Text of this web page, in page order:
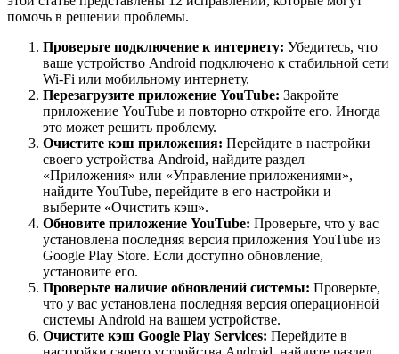
помочь в решении проблемы.
Проверьте подключение к интернету: Убедитесь, что
ваше устройство Android подключено к стабильной сети
Wi-Fi или мобильному интернету.
Перезагрузите приложение YouTube: Закройте
приложение YouTube и повторно откройте его. Иногда
это может решить проблему.
Очистите кэш приложения: Перейдите в настройки
своего устройства Android, найдите раздел
«Приложения» или «Управление приложениями»,
найдите YouTube, перейдите в его настройки и
выберите «Очистить кэш».
Обновите приложение YouTube: Проверьте, что у вас
установлена последняя версия приложения YouTube из
Google Play Store. Если доступно обновление,
установите его.
Проверьте наличие обновлений системы: Проверьте,
что у вас установлена последняя версия операционной
системы Android на вашем устройстве.
Очистите кэш Google Play Services: Перейдите в